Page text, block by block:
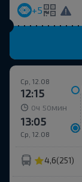
+5
Ср, 12.08
12:15
0ч 50 мин
Ср, 12.08
13:05
4,6(251)